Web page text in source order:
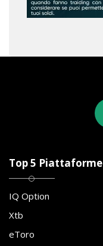
Top 5 Piattaforme
IQ Option
Xtb
eToro